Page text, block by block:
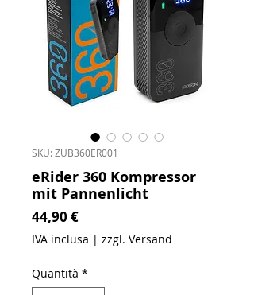
SKU: ZUB360ER001
eRider 360 Kompressor
mit Pannenlicht
44,90 €Prezzo
IVA inclusa | zzgl. Versand
Quantità *